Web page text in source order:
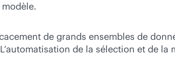
de grands ensembles de
de la sélection et de la